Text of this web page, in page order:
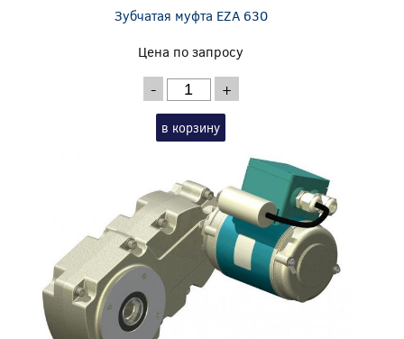
Зубчатая муфта EZA 630
Цена по запросу
- +
в корзину